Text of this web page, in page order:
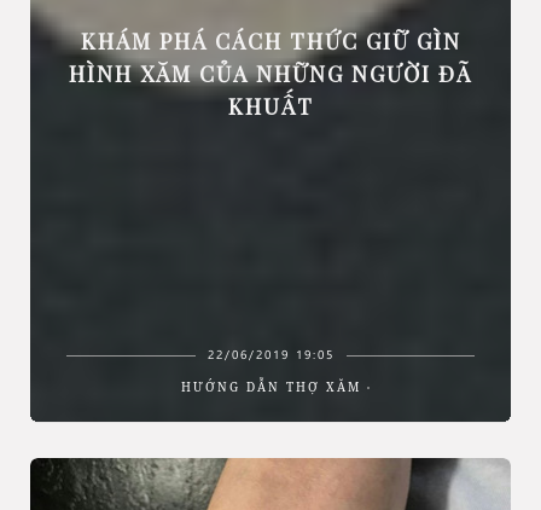
KHÁM PHÁ CÁCH THỨC GIỮ GÌN
HÌNH XĂM CỦA NHỮNG NGƯỜI ĐÃ
KHUẤT
22/06/2019 19:05
HƯỚNG DẪN THỢ XĂM